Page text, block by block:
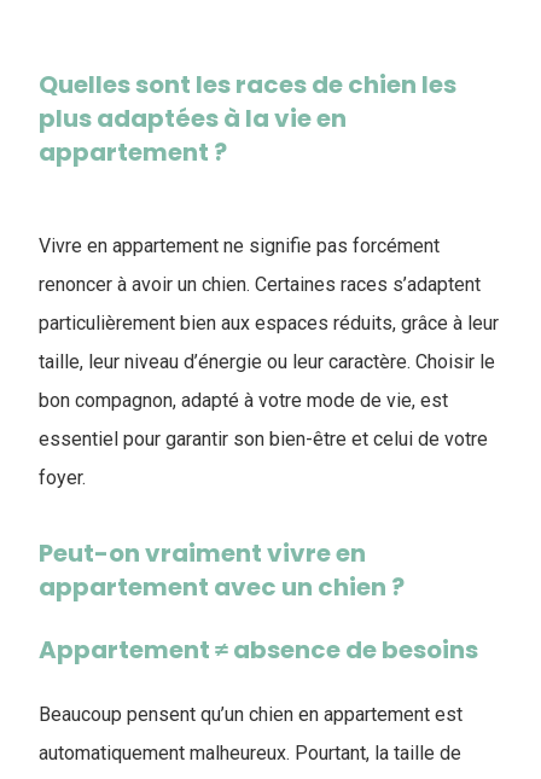
Quelles sont les races de chien les
plus adaptées à la vie en
appartement ?
Vivre en appartement ne signifie pas forcément
renoncer à avoir un chien. Certaines races s’adaptent
particulièrement bien aux espaces réduits, grâce à leur
taille, leur niveau d’énergie ou leur caractère. Choisir le
bon compagnon, adapté à votre mode de vie, est
essentiel pour garantir son bien-être et celui de votre
foyer.
Peut-on vraiment vivre en
appartement avec un chien ?
Appartement ≠ absence de besoins
Beaucoup pensent qu’un chien en appartement est
automatiquement malheureux. Pourtant, la taille de